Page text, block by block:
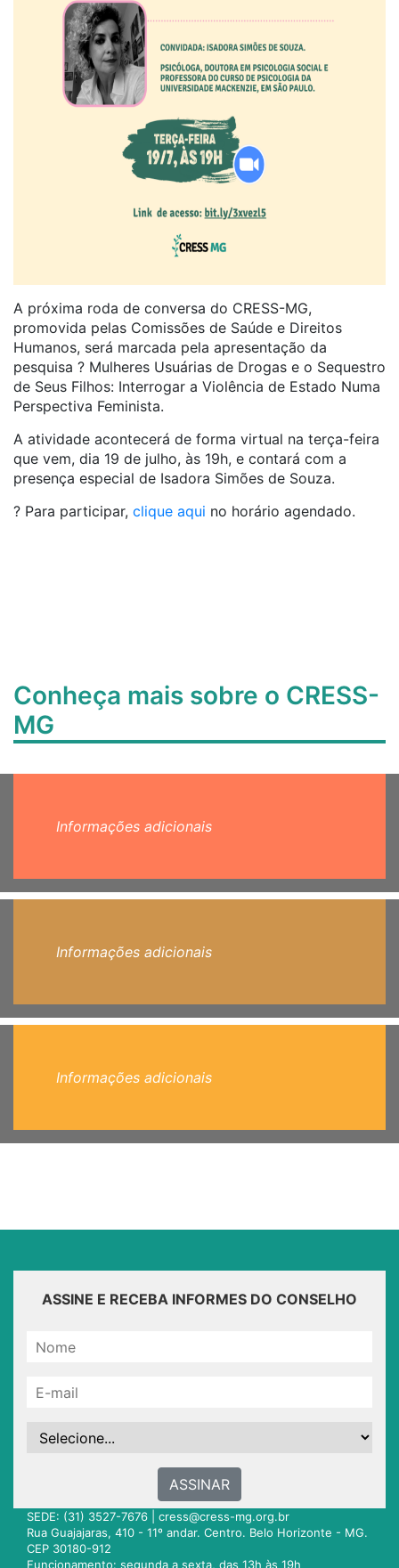
A próxima roda de conversa do CRESS-MG,
promovida pelas Comissões de Saúde e Direitos
Humanos, será marcada pela apresentação da
pesquisa ? Mulheres Usuárias de Drogas e o Sequestro
de Seus Filhos: Interrogar a Violência de Estado Numa
Perspectiva Feminista.
A atividade acontecerá de forma virtual na terça-feira
que vem, dia 19 de julho, às 19h, e contará com a
presença especial de Isadora Simões de Souza.
? Para participar, clique aqui no horário agendado.
Conheça mais sobre o CRESS-
MG
Informações adicionais
Informações adicionais
Informações adicionais
ASSINE E RECEBA INFORMES DO CONSELHO
ASSINAR
SEDE: (31) 3527-7676 | cress@cress-mg.org.br
Rua Guajajaras, 410 - 11º andar. Centro. Belo Horizonte - MG.
CEP 30180-912
Funcionamento: segunda a sexta, das 13h às 19h